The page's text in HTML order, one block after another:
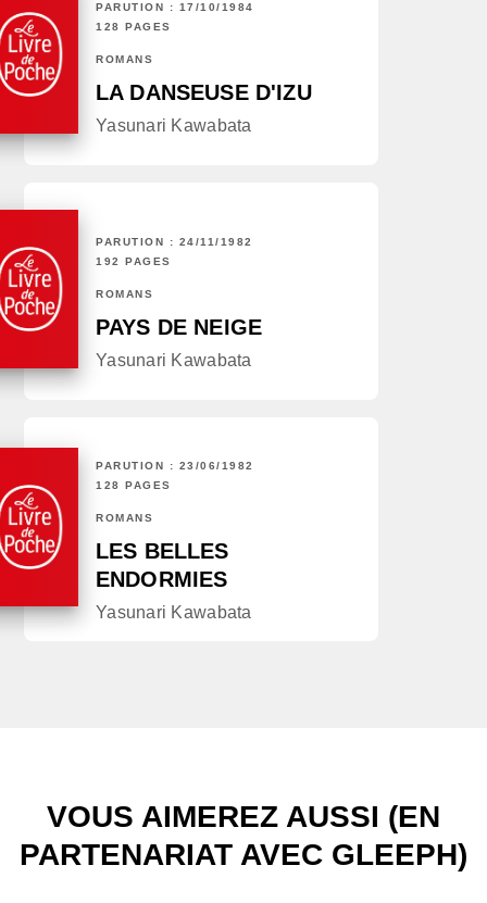
PARUTION : 17/10/1984
128 PAGES
ROMANS
LA DANSEUSE D'IZU
Yasunari Kawabata
PARUTION : 24/11/1982
192 PAGES
ROMANS
PAYS DE NEIGE
Yasunari Kawabata
PARUTION : 23/06/1982
128 PAGES
ROMANS
LES BELLES
ENDORMIES
Yasunari Kawabata
VOUS AIMEREZ AUSSI (EN
PARTENARIAT AVEC GLEEPH)